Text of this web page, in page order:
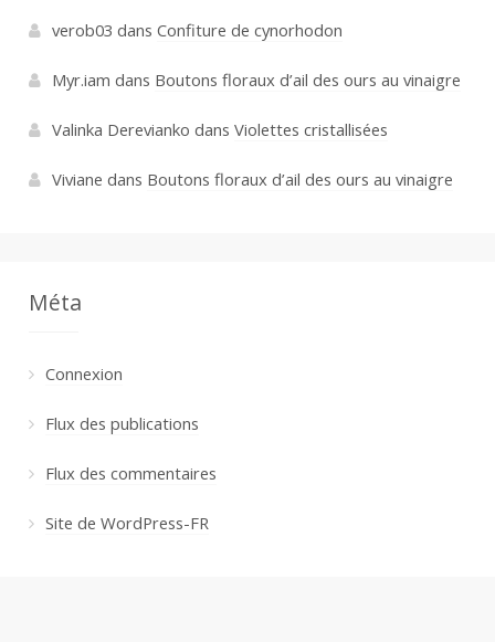
verob03 dans Confiture de cynorhodon
Myr.iam dans Boutons floraux d’ail des ours au vinaigre
Valinka Derevianko dans Violettes cristallisées
Viviane dans Boutons floraux d’ail des ours au vinaigre
Méta
Connexion
Flux des publications
Flux des commentaires
Site de WordPress-FR